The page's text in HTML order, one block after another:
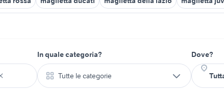
In quale categoria?
Tutte le categorie
Dove?